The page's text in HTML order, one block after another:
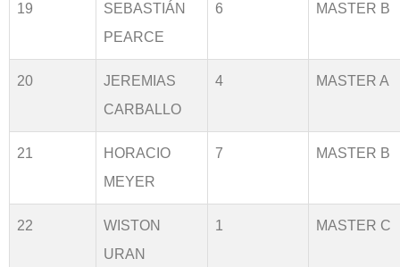
19
SEBASTIÁN
PEARCE
6 MASTER B
20
JEREMIAS
CARBALLO
4 MASTER A
21
HORACIO
MEYER
7 MASTER B
22
WISTON
URAN
1 MASTER C